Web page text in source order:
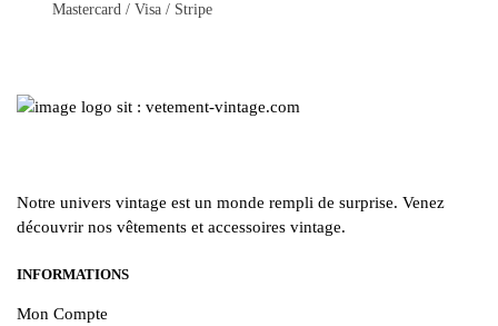
du
Mastercard / Visa / Stripe
Notre univers vintage est un monde rempli de surprise. Venez
découvrir nos vêtements et accessoires vintage.
INFORMATIONS
Mon Compte